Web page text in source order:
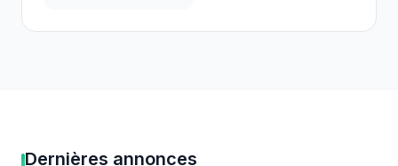
Dernières annonces